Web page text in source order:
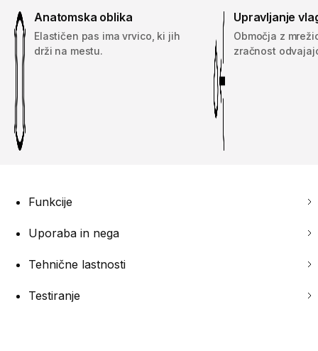
Anatomska oblika
Elastičen pas ima vrvico, ki jih
drži na mestu.
Upravljanje
Območja z
zračnost
Funkcije
Uporaba in nega
Tehnične lastnosti
Testiranje